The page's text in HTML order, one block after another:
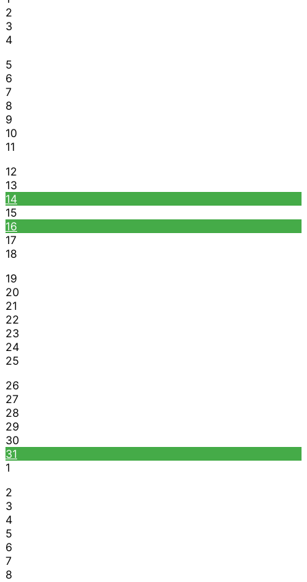
2
3
4
5
6
7
8
9
10
11
12
13
14
15
16
17
18
19
20
21
22
23
24
25
26
27
28
29
30
31
1
2
3
4
5
6
7
8